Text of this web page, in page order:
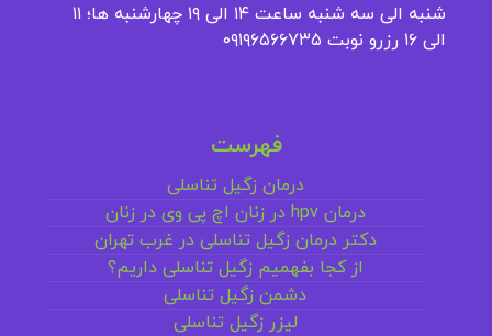
شنبه الی سه شنبه ساعت ۱۴ الی ۱۹
چهارشنبه ها؛ ۱۱
الی ۱۶
رزرو نوبت ۰۹۱۹۶۵۶۶۷۳۵
فهرست
درمان زگیل تناسلی
درمان hpv در زنان اچ پی وی در زنان
دکتر درمان زگیل تناسلی در غرب تهران
از کجا بفهمیم زگیل تناسلی داریم؟
دشمن زگیل تناسلی
لیزر زگیل تناسلی